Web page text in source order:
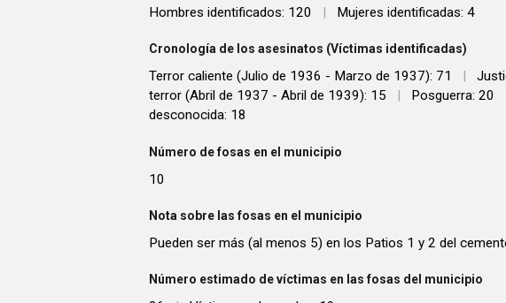
Hombres identificados: 120 | Mujeres identificadas: 4
Cronología de los asesinatos (Víctimas identificadas)
Terror caliente (Julio de 1936 - Marzo de 1937): 71
terror (Abril de 1937 - Abril de 1939): 15
Posguerra: 20
desconocida: 18
Número de fosas en el municipio
10
Nota sobre las fosas en el municipio
Pueden ser más (al menos 5) en los Patios 1 y 2 del
Número estimado de víctimas en las fosas del municipio